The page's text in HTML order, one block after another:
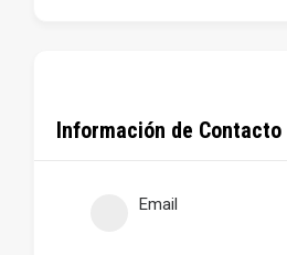
Información de Contacto
Email